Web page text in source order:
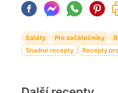
Saláty Pro začátečníky
Snadné recepty
Recepty